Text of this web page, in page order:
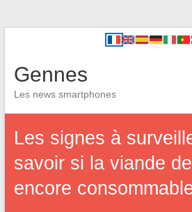
Gennes
Les news smartphones
Les signes à
savoir si la viande
encore